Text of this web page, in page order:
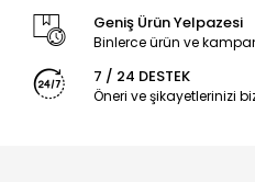
Geniş Ürün Yelpazesi
Binlerce ürün ve
7 / 24 DESTEK
Öneri ve şikayetlerinizi